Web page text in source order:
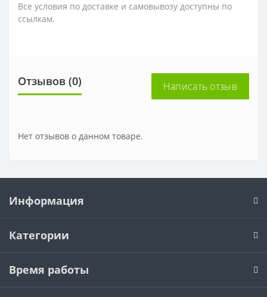
Все условия по доставке и самовывозу доступны по
ссылкам.
Отзывов (0) Написать отзыв
Нет отзывов о данном товаре.
Информация
Категории
Время работы